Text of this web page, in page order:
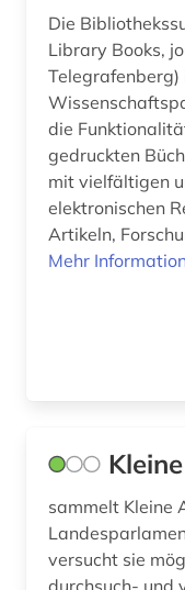
Die
Library Books,
die
gedruckten
mit vielfältigen
elektronischen
Artikeln,
Mehr
sammelt Kleine
versucht sie